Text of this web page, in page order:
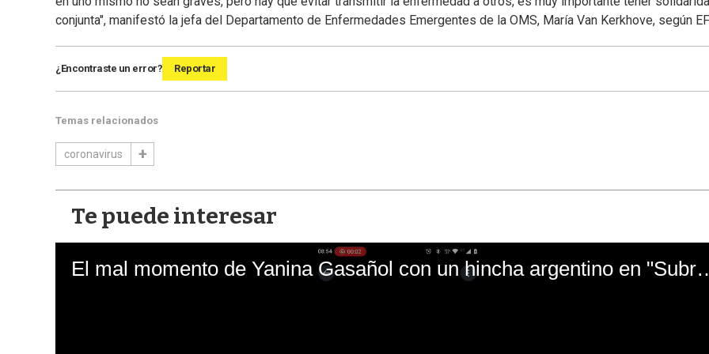
conjunta", manifestó la jefa del Departamento de Enfermedades Emergentes de la OMS, María Van Kerkhove, según
¿Encontraste un error? Reportar
Temas relacionados
coronavirus
Te puede interesar
El mal momento de Yanina